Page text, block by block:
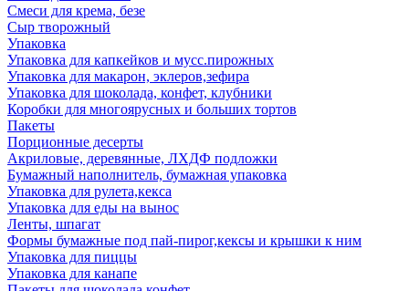
Смеси для крема, безе
Сыр творожный
Упаковка
Упаковка для капкейков и мусс.пирожных
Упаковка для макарон, эклеров,зефира
Упаковка для шоколада, конфет, клубники
Коробки для многоярусных и больших тортов
Пакеты
Порционные десерты
Акриловые, деревянные, ЛХДФ подложки
Бумажный наполнитель, бумажная упаковка
Упаковка для рулета,кекса
Упаковка для еды на вынос
Ленты, шпагат
Формы бумажные под пай-пирог,кексы и крышки к ним
Упаковка для пиццы
Упаковка для канапе